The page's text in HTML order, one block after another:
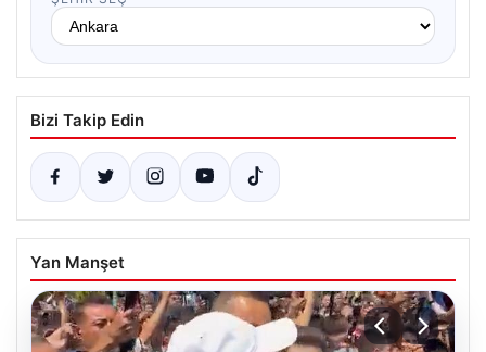
Bizi Takip Edin
Yan Manşet